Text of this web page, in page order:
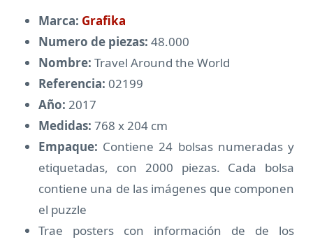
Marca: Grafika
Numero de piezas: 48.000
Nombre: Travel Around the World
Referencia: 02199
Año: 2017
Medidas: 768 x 204 cm
Empaque: Contiene 24 bolsas numeradas y
etiquetadas, con 2000 piezas. Cada bolsa
contiene una de las imágenes que componen
el puzzle
Trae posters con información de de los